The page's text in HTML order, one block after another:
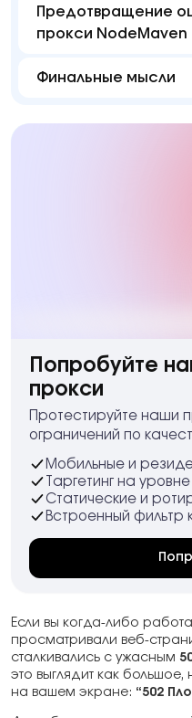
Предотвращение
прокси NodeMaven
Финальные мысли
Попробуйте
прокси
Протестируйте наши
ограничений по
Мобильные и
Таргетинг на уровне
Статические и
Встроенный фильтр
Если вы когда-либо
просматривали веб-
сталкивались с ужасным
это выглядит как
на вашем экране: “502